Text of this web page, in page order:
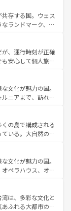
、プロヴァンスの
み方が可能だ。さ
おり、どの街角に
なる文化を体験で
情報はコンテンツ一覧
ることがない。ベ
ルプスの絶景、そ
景は必見。ビール
新着の
てほしい。
存する国。ウェス
ランドマーク、歴
雅なアフタヌーン
パブ、サッカー観
富。イギリスを旅
、運行時刻が正確
安心して個人旅行
ではのユニークな
町歩きも満喫する
価も高いが、旅行
。 なお、新
照してほしい。
文化が魅力の国。
ニアまで、訪れる
グ、エンターテイ
。一方、アメリカ
ニオンやイエロー
が融合した独特の
で異なる魅力を楽
感じることができ
い。
の島で構成される
いる。大自然の神
地といえばオアフ
島やカウアイ島が
をはじめ、豊かな
てくれるハワイの
アンミュージッ
ハワイの魅力を彩
文化が魅力の国。
ペラハウス、オー
ル（エアーズロッ
ンズの熱帯雨林な
やワイン、オージ
は、多彩な文化と
ふれる大都市の台